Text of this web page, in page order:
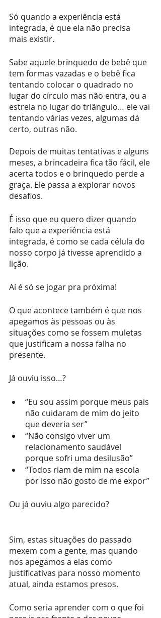
Só quando a experiência está
integrada, é que ela não precisa
mais existir.
Sabe aquele brinquedo de bebê que
tem formas vazadas e o bebê fica
tentando colocar o quadrado no
lugar do círculo mas não entra, ou a
estrela no lugar do triângulo… ele vai
tentando várias vezes, algumas dá
certo, outras não.
Depois de muitas tentativas e alguns
meses, a brincadeira fica tão fácil, ele
acerta todos e o brinquedo perde a
graça. Ele passa a explorar novos
desafios.
É isso que eu quero dizer quando
falo que a experiência está
integrada, é como se cada célula do
nosso corpo já tivesse aprendido a
lição.
Aí é só se jogar pra próxima!
O que acontece também é que nos
apegamos às pessoas ou às
situações como se fossem muletas
que justificam a nossa falha no
presente.
Já ouviu isso…?
“Eu sou assim porque meus pais
não cuidaram de mim do jeito
que deveria ser”
“Não consigo viver um
relacionamento saudável
porque sofri uma desilusão”
“Todos riam de mim na escola
por isso não gosto de me expor”
Ou já ouviu algo parecido?
Sim, estas situações do passado
mexem com a gente, mas quando
nos apegamos a elas como
justificativas para nosso momento
atual, ainda estamos presos.
Como seria aprender com o que foi